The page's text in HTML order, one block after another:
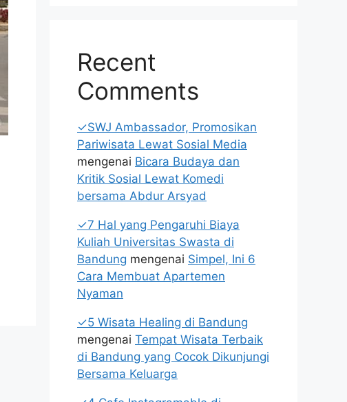
Recent
Comments
✓SWJ Ambassador, Promosikan
Pariwisata Lewat Sosial Media
mengenai Bicara Budaya dan
Kritik Sosial Lewat Komedi
bersama Abdur Arsyad
✓7 Hal yang Pengaruhi Biaya
Kuliah Universitas Swasta di
Bandung mengenai Simpel, Ini 6
Cara Membuat Apartemen
Nyaman
✓5 Wisata Healing di Bandung
mengenai Tempat Wisata Terbaik
di Bandung yang Cocok Dikunjungi
Bersama Keluarga